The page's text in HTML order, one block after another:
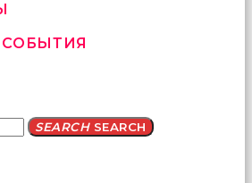
SEARCHSEARCH